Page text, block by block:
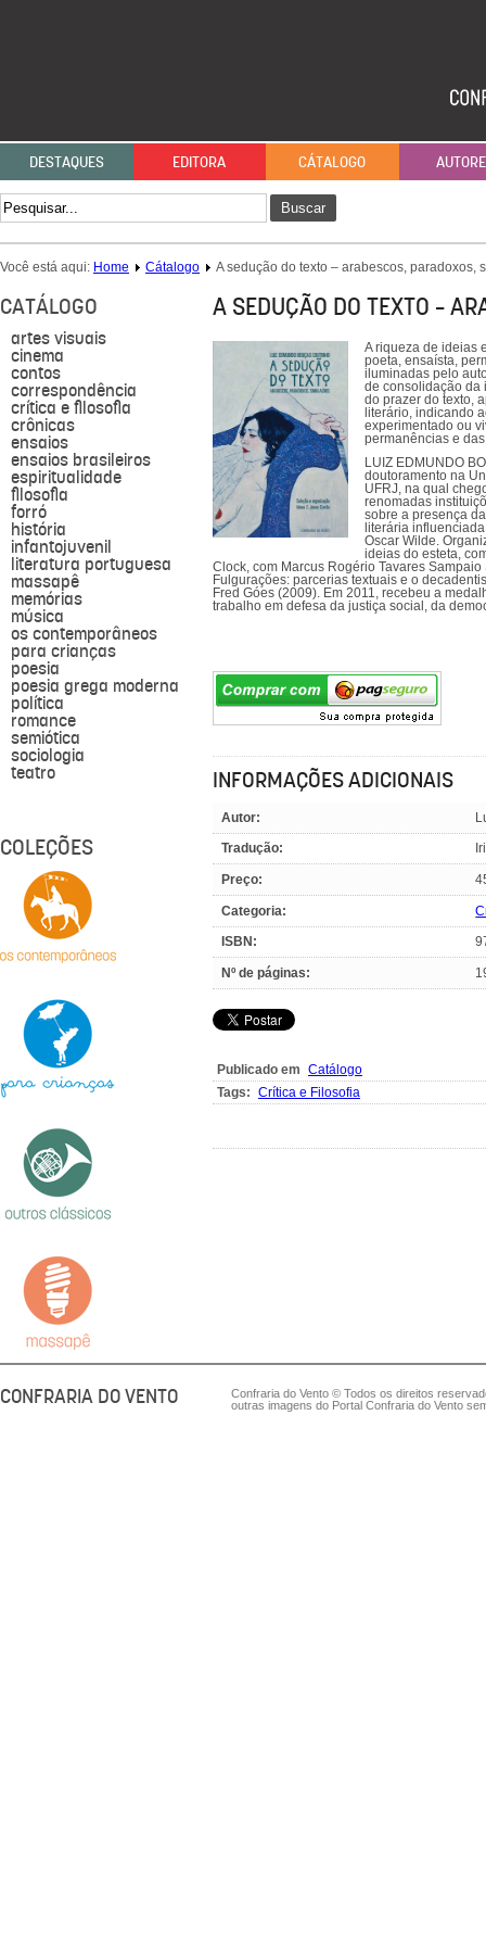
DESTAQUES EDITORA CÁTALOGO
Buscar
Você está aqui: Home Cátalogo A sedução do texto – arabescos, paradoxos,
CATÁLOGO
artes visuais
cinema
contos
correspondência
crítica e filosofia
crônicas
ensaios
ensaios brasileiros
espiritualidade
filosofia
forró
história
infantojuvenil
literatura portuguesa
massapê
memórias
música
os contemporâneos
para crianças
poesia
poesia grega moderna
política
romance
semiótica
sociologia
teatro
COLEÇÕES
A SEDUÇÃO DO TEXTO –
A riqueza de ideias
poeta, ensaísta,
iluminadas pelo
de consolidação da
do prazer do texto,
literário, indicando
experimentado ou
permanências e
LUIZ EDMUNDO
doutoramento na
UFRJ, na qual
renomadas
sobre a presença
literária
Oscar Wilde.
ideias do esteta,
Clock, com Marcus Rogério Tavares
Fulgurações: parcerias textuais e o
Fred Góes (2009). Em 2011, recebeu a
trabalho em defesa da justiça social, da
INFORMAÇÕES ADICIONAIS
Autor:
Tradução:
Preço:
Categoria:
ISBN:
Nº de páginas:
Publicado em Catálogo
Tags: Crítica e Filosofia
CONFRARIA DO VENTO
Confraria do Vento © Todos os direitos
outras imagens do Portal Confraria do Vento